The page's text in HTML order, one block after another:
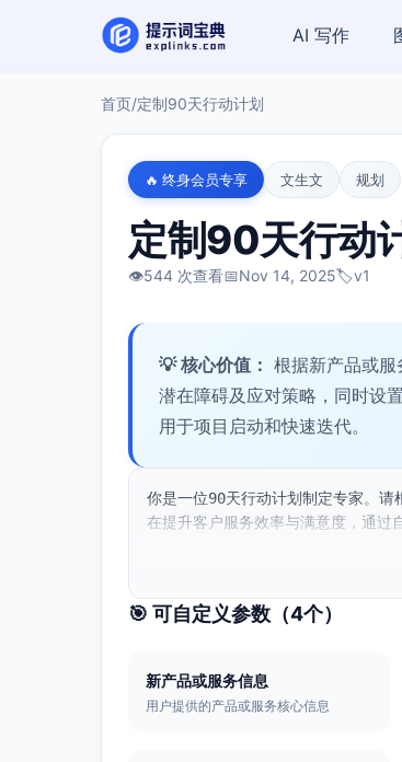
AI 写作
首页/定制90天行动计划
🔥 终身会员专享 文生文 规划
定制90天行动
👁️544 次查看📅Nov 14, 2025🏷️v1
💡 核心价值： 根据新产品或服
潜在障碍及应对策略，同时设
用于项目启动和快速迭代。
你是一位90天行动计划制定专家。
在提升客户服务效率与满意度，通
🎯 可自定义参数（4个）
新产品或服务信息
用户提供的产品或服务核心信息